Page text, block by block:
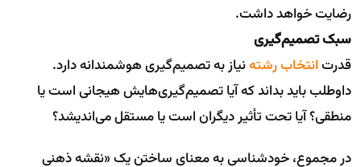
رضایت خواهد داشت.
سبک تصمیم‌گیری
قدرتانتخاب رشتهنیاز به تصمیم‌گیری هوشمندانه دارد.
داوطلب باید بداند که آیا تصمیم‌گیری‌هایش هیجانی است یا
منطقی؟ آیا تحت تأثیر دیگران است یا مستقل می‌اندیشد؟
در مجموع، خودشناسی به معنای ساختن یک «نقشه ذهنی